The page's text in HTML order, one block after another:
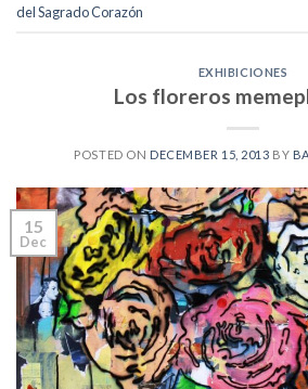
del Sagrado Corazón
EXHIBICIONES
Los floreros
POSTED ON DECEMBER 15, 2013 BY
15
Dec